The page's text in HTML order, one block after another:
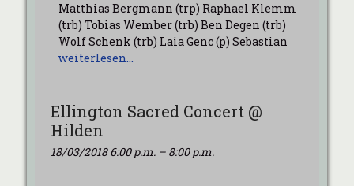
Matthias Bergmann (trp) Raphael Klemm
(trb) Tobias Wember (trb) Ben Degen (trb)
Wolf Schenk (trb) Laia Genc (p) Sebastian
weiterlesen…
Ellington Sacred Concert @
Hilden
18/03/2018 6:00 p.m. – 8:00 p.m.